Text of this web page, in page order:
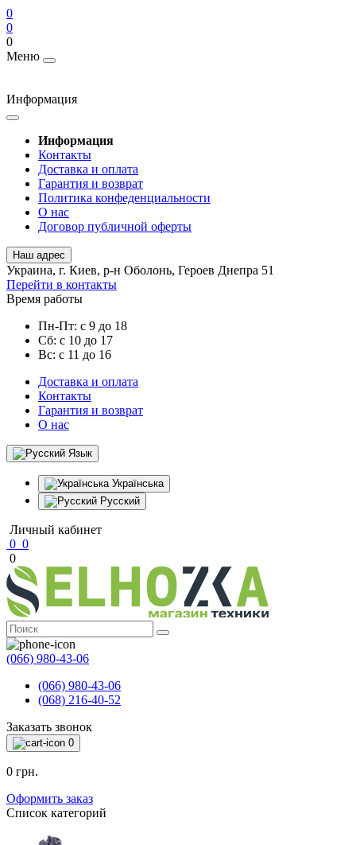
0
0
0
Меню
Информация
Информация
Контакты
Доставка и оплата
Гарантия и возврат
Политика конфеденциальности
О нас
Договор публичной оферты
Наш адрес
Украина, г. Киев, р-н Оболонь, Героев Днепра 51
Перейти в контакты
Время работы
Пн-Пт: с 9 до 18
Сб: с 10 до 17
Вс: с 11 до 16
Доставка и оплата
Контакты
Гарантия и возврат
О нас
Язык
Українська
Русский
Личный кабинет
0 0
0
(066) 980-43-06
(066) 980-43-06
(068) 216-40-52
Заказать звонок
0
0 грн.
Оформить заказ
Список категорий